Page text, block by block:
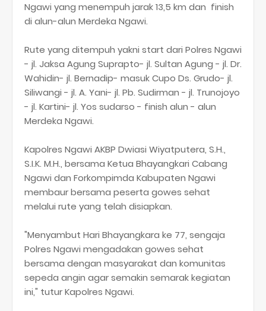
Ngawi yang menempuh jarak 13,5 km dan finish
di alun-alun Merdeka Ngawi.
Rute yang ditempuh yakni start dari Polres Ngawi
- jl. Jaksa Agung Suprapto- jl. Sultan Agung - jl. Dr.
Wahidin- jl. Bernadip- masuk Cupo Ds. Grudo- jl.
Siliwangi - jl. A. Yani- jl. Pb. Sudirman - jl. Trunojoyo
- jl. Kartini- jl. Yos sudarso - finish alun - alun
Merdeka Ngawi.
Kapolres Ngawi AKBP Dwiasi Wiyatputera, S.H.,
S.I.K. M.H., bersama Ketua Bhayangkari Cabang
Ngawi dan Forkompimda Kabupaten Ngawi
membaur bersama peserta gowes sehat
melalui rute yang telah disiapkan.
"Menyambut Hari Bhayangkara ke 77, sengaja
Polres Ngawi mengadakan gowes sehat
bersama dengan masyarakat dan komunitas
sepeda angin agar semakin semarak kegiatan
ini," tutur Kapolres Ngawi.